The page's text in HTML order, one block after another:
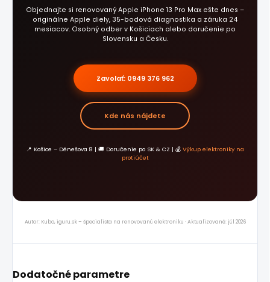
Objednajte si renovovaný Apple iPhone 13 Pro Max ešte dnes –
originálne Apple diely, 35-bodová diagnostika a záruka 24
mesiacov. Osobný odber v Košiciach alebo doručenie po
Slovensku a Česku.
Zavolať: 0949 376 962
Kde nás nájdete
📍 Košice – Dénešova 8 | 🚚 Doručenie po SK & CZ | 💰 Výkup elektroniky na
protiúčet
Autor: Kubo, iguru.sk – špecialista na renovovanú elektroniku · Aktualizované: júl 2026
Dodatočné parametre